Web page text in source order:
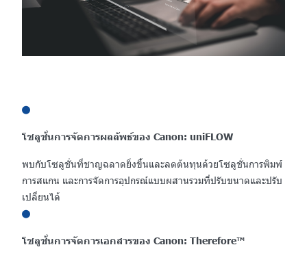
โซลูชั่นการจัดการผลลัพธ์ของ Canon: uniFLOW
พบกับโซลูชั่นที่ชาญฉลาดยิ่งขึ้นและลดต้นทุนด้วยโซลูชั่นการพิมพ์
การสแกน และการจัดการอุปกรณ์แบบผสานรวมที่ปรับขนาดและปรับ
เปลี่ยนได้
โซลูชั่นการจัดการเอกสารของ Canon: Therefore™